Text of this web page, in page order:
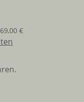
69,00 €